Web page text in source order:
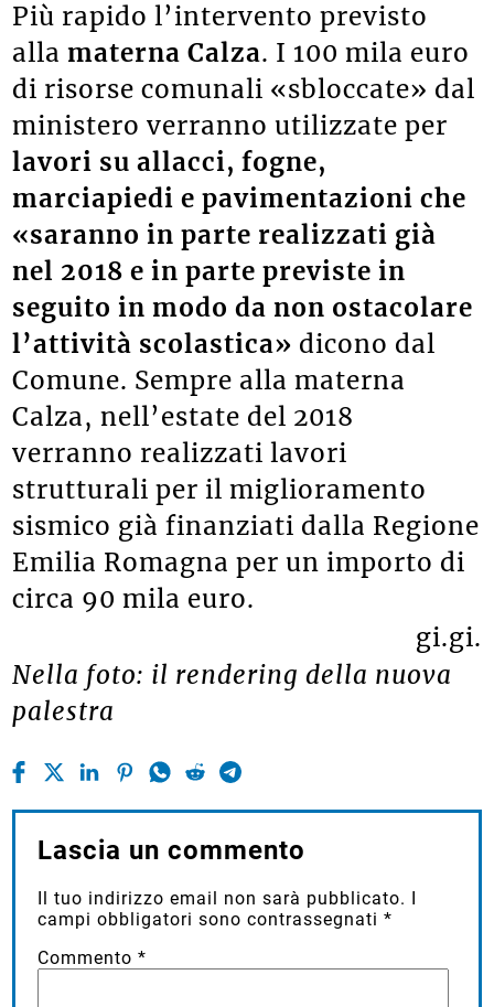
Più rapido l’intervento previsto
allamaterna Calza. I 100 mila euro
di risorse comunali «sbloccate» dal
ministero verranno utilizzate per
lavori su allacci, fogne,
marciapiedi e pavimentazioni che
«saranno in parte realizzati già
nel 2018 e in parte previste in
seguito in modo da non ostacolare
l’attività scolastica» dicono dal
Comune. Sempre alla materna
Calza, nell’estate del 2018
verranno realizzati lavori
strutturali per il miglioramento
sismico già finanziati dalla Regione
Emilia Romagna per un importo di
circa 90 mila euro.
gi.gi.
Nella foto: il rendering della nuova
palestra
Lascia un commento
Il tuo indirizzo email non sarà pubblicato.
campi obbligatori sono contrassegnati*
Commento*